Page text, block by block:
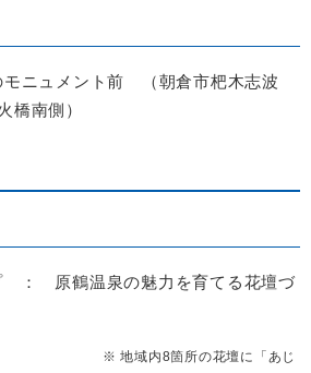
ュメント前 （朝倉市杷木志波
橋南側）
： 原鶴温泉の魅力を育てる花壇づ
箇所の花壇に「あじ